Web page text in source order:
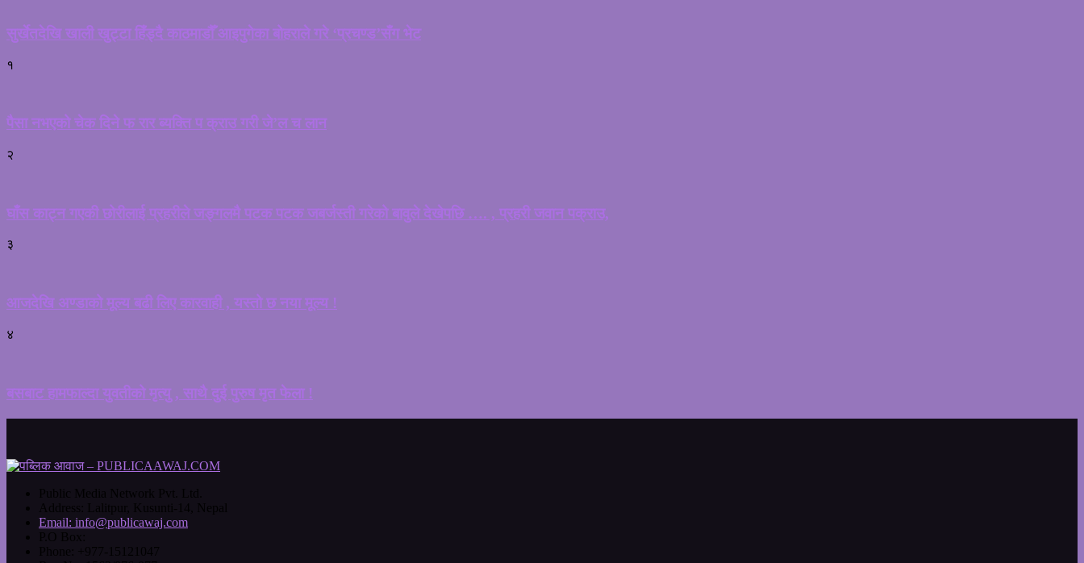
सुर्खेतदेखि खाली खुट्टा हिँड्दै काठमाडौँ आइपुगेका बोहराले गरे ‘प्रचण्ड’सँग भेट
१
पैसा नभएको चेक दिने फ रार ब्यक्ति प क्राउ गरी जे’ल च लान
२
घाँस काट्न गएकी छोरीलाई प्रहरीले जङ्गलमै पटक पटक जबर्जस्ती गरेको बावुले देखेपछि …. , प्रहरी जवान पक्राउ,
३
आजदेखि अण्डाको मूल्य बढी लिए कारवाही , यस्तो छ नया मूल्य !
४
बसबाट हामफाल्दा युवतीको मृत्यु , साथै दुई पुरुष मृत फेला !
Email: info@publicawaj.com